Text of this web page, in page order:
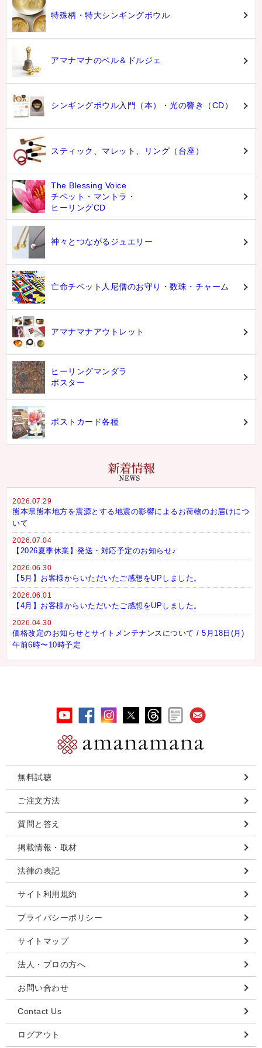
特殊柄・特大シンギングボウル
アマナマナのベル＆ドルジェ
シンギングボウル入門（本）・光の響き（CD）
スティック、マレット、リング（台座）
The Blessing Voice
チベット・マントラ・
ヒーリングCD
神々とつながるジュエリー
亡命チベット人尼僧のお守り・数珠・チャーム
アマナマナアウトレット
ヒーリングマンダラ
ポスター
ポストカード各種
2026.07.29
熊本県熊本地方を震源とする地震の影響によるお荷物のお届けにつ
いて
2026.07.04
【2026夏季休業】発送・対応予定のお知らせ♪
2026.06.30
【5月】お客様からいただいたご感想をUPしました。
2026.06.01
【4月】お客様からいただいたご感想をUPしました。
2026.04.30
価格改定のお知らせとサイトメンテナンスについて / 5月18日(月)
午前6時〜10時予定
無料試聴
ご注文方法
質問と答え
掲載情報・取材
法律の表記
サイト利用規約
プライバシーポリシー
サイトマップ
法人・プロの方へ
お問い合わせ
Contact Us
ログアウト